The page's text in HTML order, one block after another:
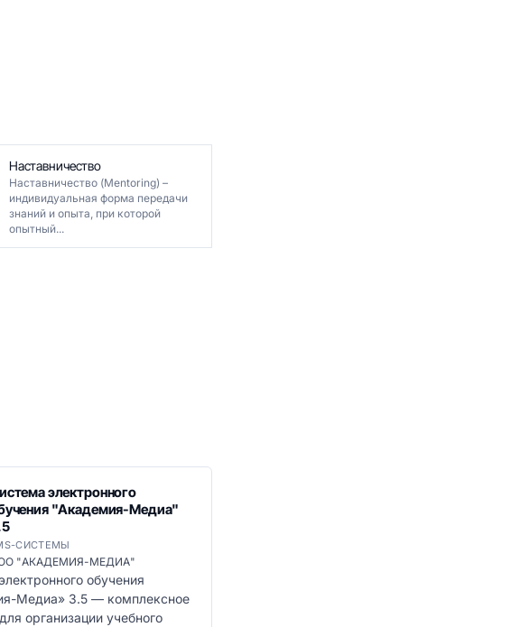
Наставничество
Наставничество (Mentoring) –
индивидуальная форма передачи
знаний и опыта, при которой
опытный...
электронного
"Академия-Медиа"
СИСТЕМЫ
"АКАДЕМИЯ-МЕДИА"
обучения
Медиа» 3.5 — комплексное
организации учебного